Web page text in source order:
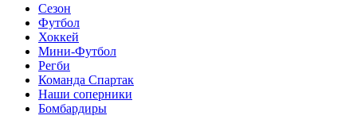
Сезон
Футбол
Хоккей
Мини-Футбол
Регби
Команда Спартак
Наши соперники
Бомбардиры